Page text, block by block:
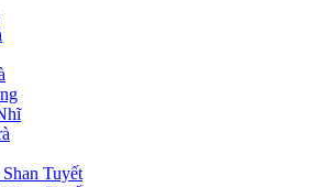
Tuyết